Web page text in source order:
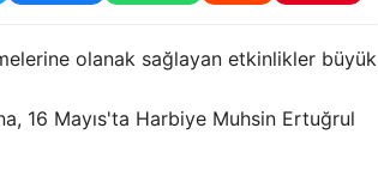
olanak sağlayan etkinlikler büyük
16 Mayıs'ta Harbiye Muhsin Ertuğrul